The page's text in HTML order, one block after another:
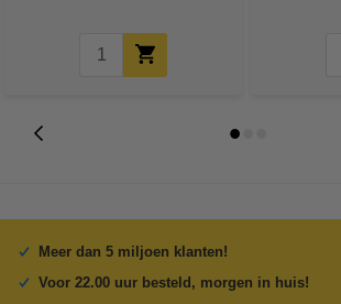
Meer dan 5 miljoen klanten!
Voor 22.00 uur besteld, morgen in huis!